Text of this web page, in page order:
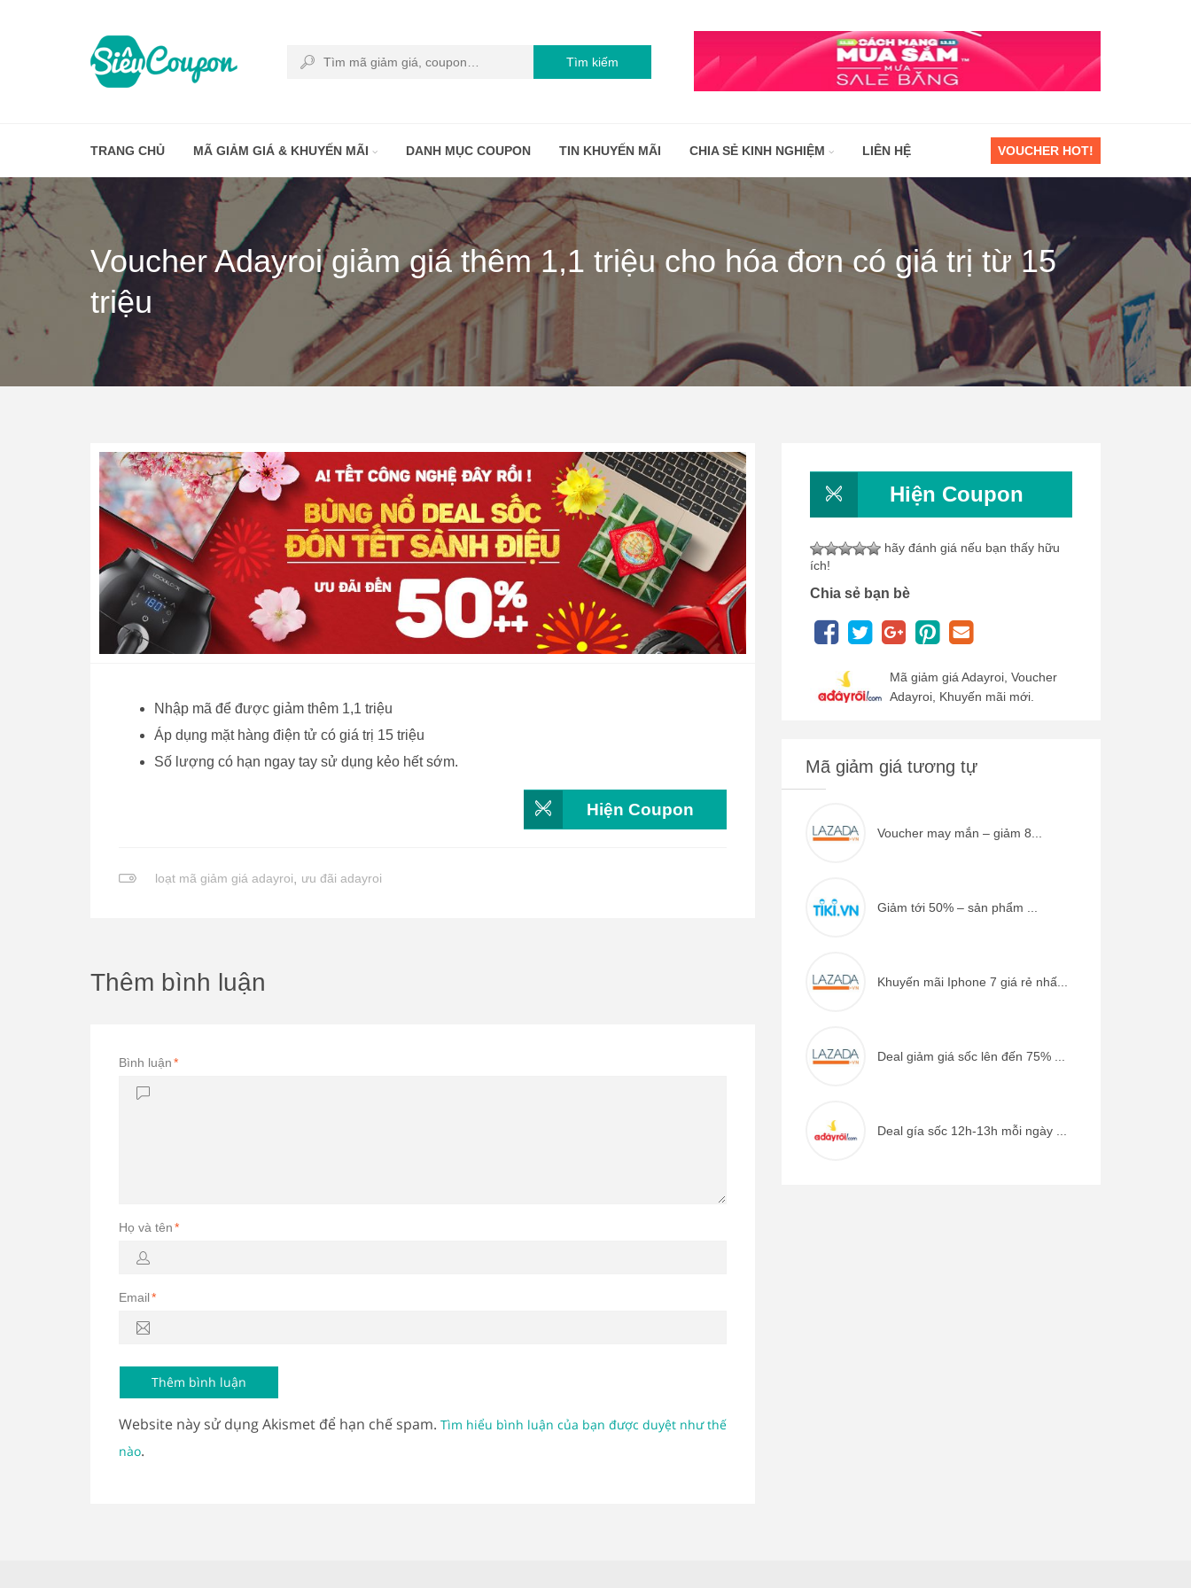
Tìm kiếm
TRANG CHỦ MÃ GIẢM GIÁ & KHUYẾN MÃI DANH MỤC COUPON TIN KHUYẾN MÃI CHIA SẺ KINH NGHIỆM LIÊN HỆ VOUCHER HOT!
Voucher Adayroi giảm giá thêm 1,1 triệu cho hóa đơn có giá trị từ 15
triệu
Nhập mã để được giảm thêm 1,1 triệu
Áp dụng mặt hàng điện tử có giá trị 15 triệu
Số lượng có hạn ngay tay sử dụng kẻo hết sớm.
Hiện Coupon
loạt mã giảm giá adayroi, ưu đãi adayroi
Thêm bình luận
Bình luận*
Họ và tên*
Email*
Website này sử dụng Akismet để hạn chế spam. Tìm hiểu bình luận của bạn được duyệt như thế
nào.
Hiện Coupon
hãy đánh giá nếu bạn thấy hữu
ích!
Chia sẻ bạn bè
Mã giảm giá Adayroi, Voucher
Adayroi, Khuyến mãi mới.
Mã giảm giá tương tự
Voucher may mắn – giảm 8...
Giảm tới 50% – sản phẩm ...
Khuyến mãi Iphone 7 giá rẻ nhấ...
Deal giảm giá sốc lên đến 75% ...
Deal gía sốc 12h-13h mỗi ngày ...